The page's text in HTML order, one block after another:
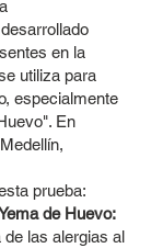
en la
utiliza para
especialmente
En
prueba:
de Huevo:
las alergias al